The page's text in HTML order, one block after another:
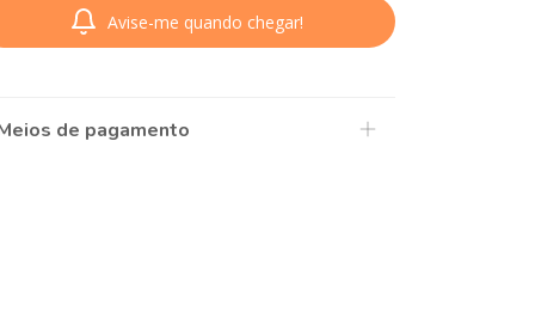
Avise-me quando chegar!
de pagamento